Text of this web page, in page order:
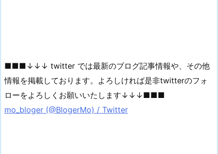
■■■↓↓↓ twitter では最新のブログ記事情報や、その他
情報を掲載しております。よろしければ是非twitterのフォ
ローをよろしくお願いいたします↓↓↓■■■
mo_bloger (@BlogerMo) / Twitter